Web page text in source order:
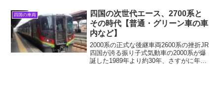
鹿島～諫早間の海沿いの路線は曲線半径
250m（数字が小さい...
四国の車両
四国の次世代エース、2700系と
その時代【普通・グリーン車の車
内など】
2000系の正式な後継車両2600系の挫折JR
四国が誇る振り子式気動車の2000系が爆
誕した1989年より約30年、さすがに年齢